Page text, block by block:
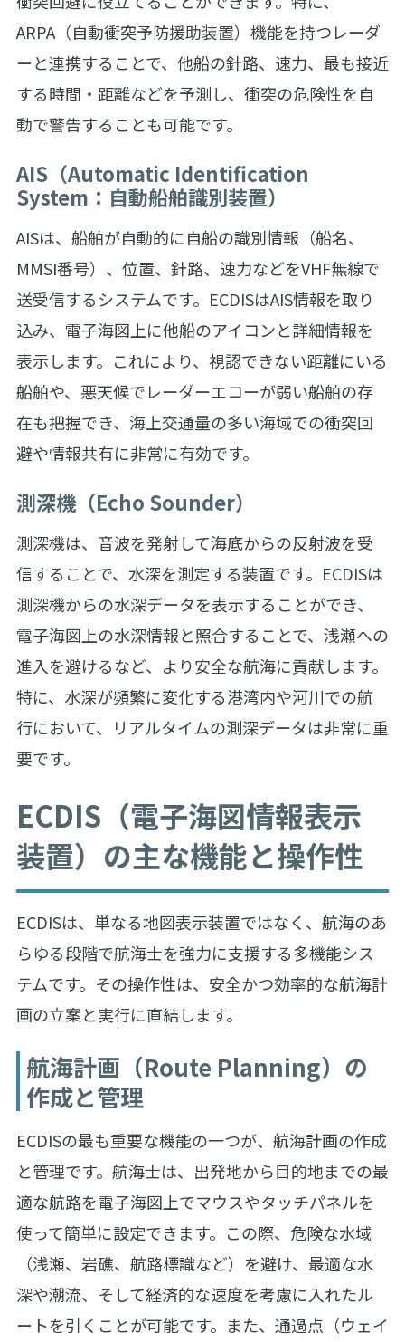
ARPA（自動衝突予防援助装置）機能を持つレーダ
ーと連携することで、他船の針路、速力、最も接近
する時間・距離などを予測し、衝突の危険性を自
動で警告することも可能です。
AIS（Automatic Identification
System：自動船舶識別装置）
AISは、船舶が自動的に自船の識別情報（船名、
MMSI番号）、位置、針路、速力などをVHF無線で
送受信するシステムです。ECDISはAIS情報を取り
込み、電子海図上に他船のアイコンと詳細情報を
表示します。これにより、視認できない距離にいる
船舶や、悪天候でレーダーエコーが弱い船舶の存
在も把握でき、海上交通量の多い海域での衝突回
避や情報共有に非常に有効です。
測深機（Echo Sounder）
測深機は、音波を発射して海底からの反射波を受
信することで、水深を測定する装置です。ECDISは
測深機からの水深データを表示することができ、
電子海図上の水深情報と照合することで、浅瀬への
進入を避けるなど、より安全な航海に貢献します。
特に、水深が頻繁に変化する港湾内や河川での航
行において、リアルタイムの測深データは非常に重
要です。
ECDIS（電子海図情報表示
装置）の主な機能と操作性
ECDISは、単なる地図表示装置ではなく、航海のあ
らゆる段階で航海士を強力に支援する多機能シス
テムです。その操作性は、安全かつ効率的な航海計
画の立案と実行に直結します。
航海計画（Route Planning）の
作成と管理
ECDISの最も重要な機能の一つが、航海計画の作成
と管理です。航海士は、出発地から目的地までの最
適な航路を電子海図上でマウスやタッチパネルを
使って簡単に設定できます。この際、危険な水域
（浅瀬、岩礁、航路標識など）を避け、最適な水
深や潮流、そして経済的な速度を考慮に入れたル
ートを引くことが可能です。また、通過点（ウェイ